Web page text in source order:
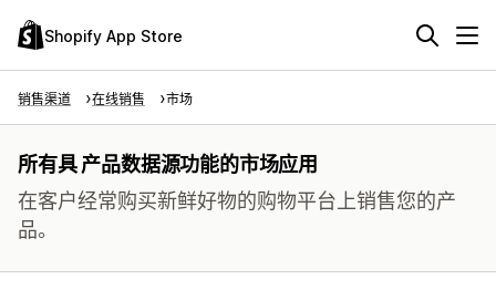
Shopify App Store
销售渠道 在线销售 市场
所有具 产品数据源功能的市场应用
在客户经常购买新鲜好物的购物平台上销售您的产
品。